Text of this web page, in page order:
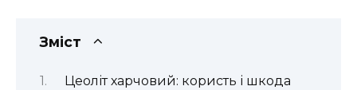
Зміст
Цеоліт харчовий: користь і шкода